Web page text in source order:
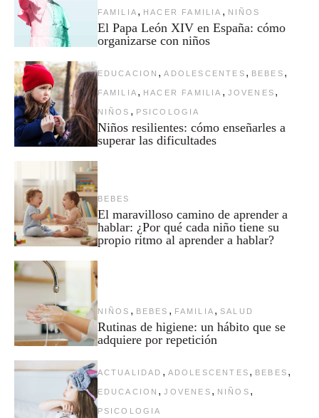
FAMILIA , HACER FAMILIA , NIÑOS
El Papa León XIV en España: cómo
organizarse con niños
EDUCACION , ADOLESCENTES , BEBES ,
FAMILIA , HACER FAMILIA , JOVENES ,
NIÑOS , PSICOLOGIA
Niños resilientes: cómo enseñarles a
superar las dificultades
BEBES
El maravilloso camino de aprender a
hablar: ¿Por qué cada niño tiene su
propio ritmo al aprender a hablar?
NIÑOS , BEBES , FAMILIA , SALUD
Rutinas de higiene: un hábito que se
adquiere por repetición
ACTUALIDAD , ADOLESCENTES , BEBES ,
EDUCACION , JOVENES , NIÑOS ,
PSICOLOGIA